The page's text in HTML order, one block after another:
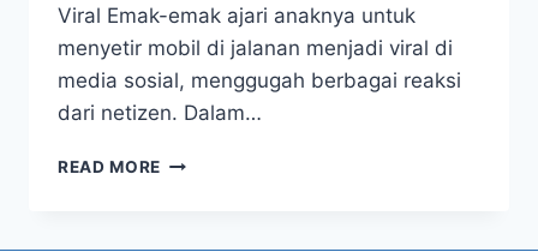
Viral Emak-emak ajari anaknya untuk
menyetir mobil di jalanan menjadi viral di
media sosial, menggugah berbagai reaksi
dari netizen. Dalam…
READ MORE VIRAL